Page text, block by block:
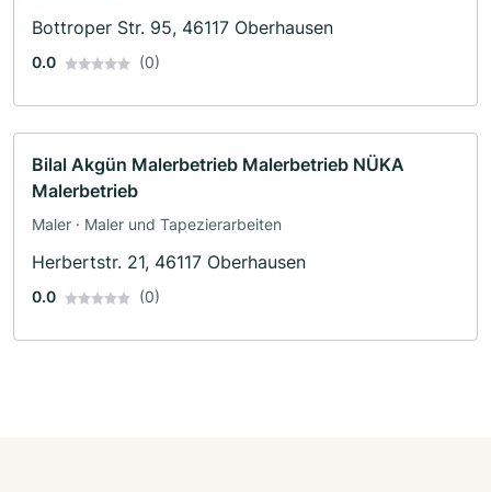
Bottroper Str. 95, 46117 Oberhausen
0.0 (0)
Bilal Akgün Malerbetrieb Malerbetrieb NÜKA
Malerbetrieb
Maler · Maler und Tapezierarbeiten
Herbertstr. 21, 46117 Oberhausen
0.0 (0)